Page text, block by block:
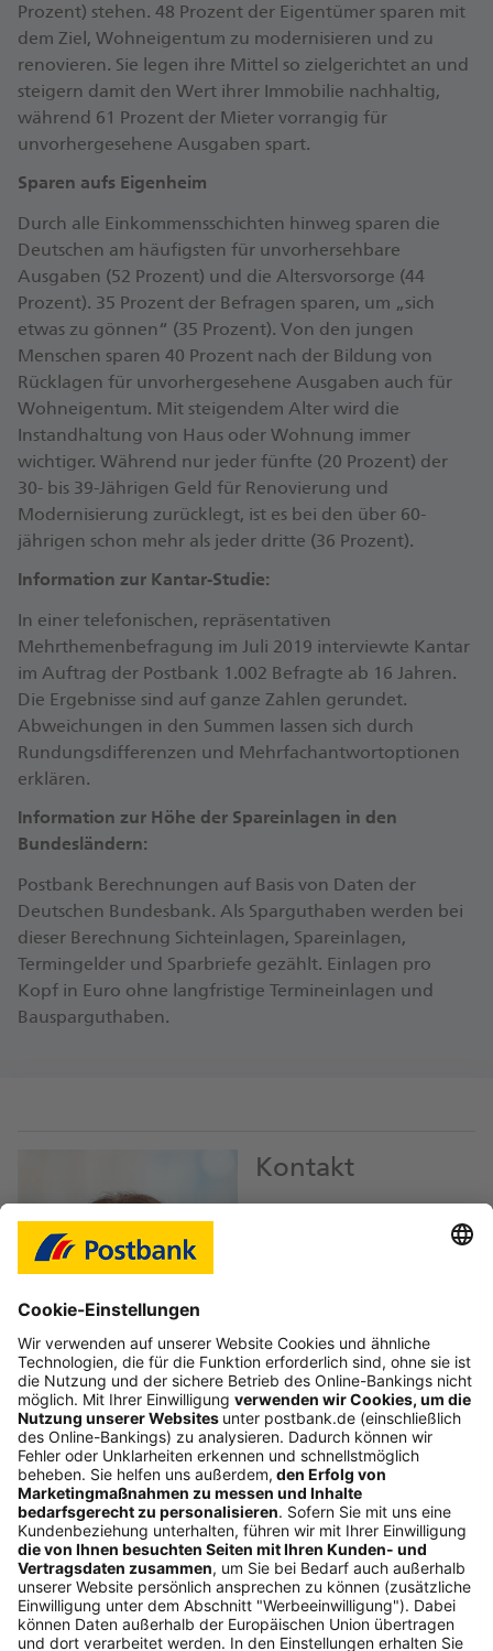
Prozent) stehen. 48 Prozent der Eigentümer sparen mit
dem Ziel, Wohneigentum zu modernisieren und zu
renovieren. Sie legen ihre Mittel so zielgerichtet an und
steigern damit den Wert ihrer Immobilie nachhaltig,
während 61 Prozent der Mieter vorrangig für
unvorhergesehene Ausgaben spart.
Sparen aufs Eigenheim
Durch alle Einkommensschichten hinweg sparen die
Deutschen am häufigsten für unvorhersehbare
Ausgaben (52 Prozent) und die Altersvorsorge (44
Prozent). 35 Prozent der Befragen sparen, um „sich
etwas zu gönnen“ (35 Prozent). Von den jungen
Menschen sparen 40 Prozent nach der Bildung von
Rücklagen für unvorhergesehene Ausgaben auch für
Wohneigentum. Mit steigendem Alter wird die
Instandhaltung von Haus oder Wohnung immer
wichtiger. Während nur jeder fünfte (20 Prozent) der
30- bis 39-Jährigen Geld für Renovierung und
Modernisierung zurücklegt, ist es bei den über 60-
jährigen schon mehr als jeder dritte (36 Prozent).
Information zur Kantar-Studie:
In einer telefonischen, repräsentativen
Mehrthemenbefragung im Juli 2019 interviewte Kantar
im Auftrag der Postbank 1.002 Befragte ab 16 Jahren.
Die Ergebnisse sind auf ganze Zahlen gerundet.
Abweichungen in den Summen lassen sich durch
Rundungsdifferenzen und Mehrfachantwortoptionen
erklären.
Information zur Höhe der Spareinlagen in den
Bundesländern:
Postbank Berechnungen auf Basis von Daten der
Deutschen Bundesbank. Als Sparguthaben werden bei
dieser Berechnung Sichteinlagen, Spareinlagen,
Termingelder und Sparbriefe gezählt. Einlagen pro
Kopf in Euro ohne langfristige Termineinlagen und
Bausparguthaben.
Kontakt
Folgen Sie uns